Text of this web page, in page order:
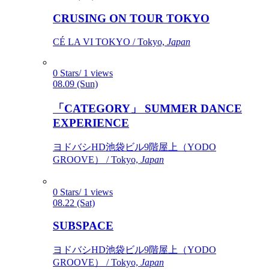
CRUSING ON TOUR TOKYO
CÉ LA VI TOKYO / Tokyo, Japan
0 Stars/ 1 views
08.09 (Sun)
「CATEGORY」 SUMMER DANCE
EXPERIENCE
ヨドバシHD池袋ビル9階屋上（YODO
GROOVE） / Tokyo, Japan
0 Stars/ 1 views
08.22 (Sat)
SUBSPACE
ヨドバシHD池袋ビル9階屋上（YODO
GROOVE） / Tokyo, Japan